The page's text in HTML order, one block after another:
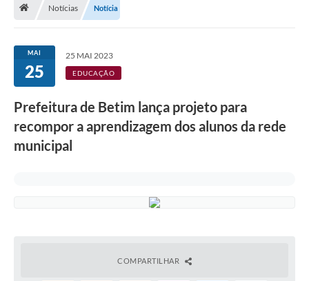
Notícias Notícia
MAI
25
25 MAI 2023
EDUCAÇÃO
Prefeitura de Betim lança projeto para
recompor a aprendizagem dos alunos da rede
municipal
COMPARTILHAR